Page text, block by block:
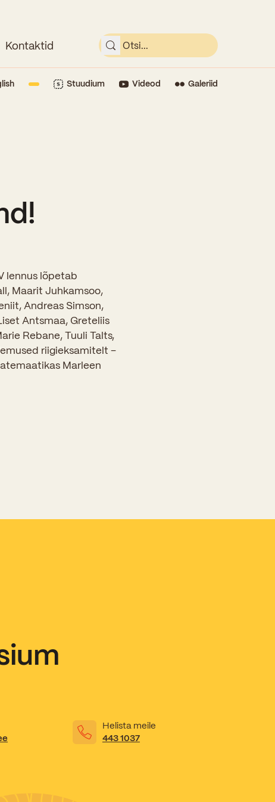
Kontaktid
Stuudium Videod Galeriid
lennus lõpetab
Maarit Juhkamsoo,
Andreas Simson,
Antsmaa, Greteliis
Rebane, Tuuli Talts,
riigieksamitelt –
Marleen
Helista meile
443 1037